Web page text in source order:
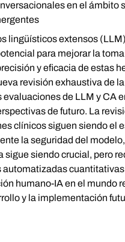
en el ámbito
lingüísticos extensos
para mejorar la
y eficacia de estas
revisión exhaustiva de
de LLM y CA
de futuro. La
clínicos siguen siendo el
la seguridad del
sigue siendo crucial, pero
humano-IA en el mundo
y la implementación